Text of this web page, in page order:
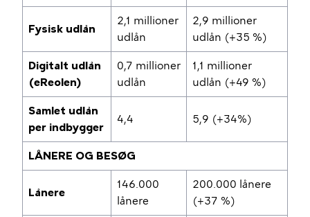
Fysisk udlån
2,1 millioner
udlån
2,9 millioner
udlån (+35 %)
Digitalt udlån
(eReolen)
0,7 millioner
udlån
1,1 millioner
udlån (+49 %)
Samlet udlån
per indbygger
4,4 5,9 (+34%)
LÅNERE OG BESØG
Lånere
146.000
lånere
200.000 lånere
(+37 %)